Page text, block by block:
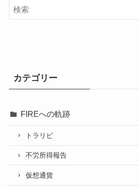
カテゴリー
FIREへの軌跡
トラリピ
不労所得報告
仮想通貨